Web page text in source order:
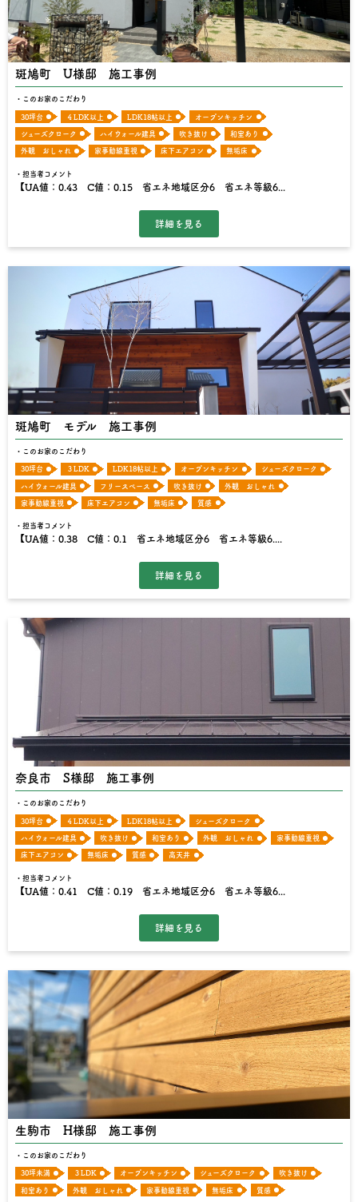
斑鳩町 U様邸 施工事例
このお家のこだわり
30坪台 ４LDK以上 LDK18帖以上 オープンキッチン
シューズクローク ハイウォール建具 吹き抜け 和室あり
外観 おしゃれ 家事動線重視 床下エアコン 無垢床
担当者コメント
【UA値：0.43 C値：0.15 省エネ地域区分6 省エネ等級6...
斑鳩町 モデル 施工事例
このお家のこだわり
30坪台 ３LDK LDK18帖以上 オープンキッチン シューズクローク
ハイウォール建具 フリースペース 吹き抜け 外観 おしゃれ
家事動線重視 床下エアコン 無垢床 質感
担当者コメント
【UA値：0.38 C値：0.1 省エネ地域区分6 省エネ等級6....
奈良市 S様邸 施工事例
このお家のこだわり
30坪台 ４LDK以上 LDK18帖以上 シューズクローク
ハイウォール建具 吹き抜け 和室あり 外観 おしゃれ 家事動線重視
床下エアコン 無垢床 質感 高天井
担当者コメント
【UA値：0.41 C値：0.19 省エネ地域区分6 省エネ等級6...
生駒市 H様邸 施工事例
このお家のこだわり
30坪未満 ３LDK オープンキッチン シューズクローク 吹き抜け
和室あり 外観 おしゃれ 家事動線重視 無垢床 質感